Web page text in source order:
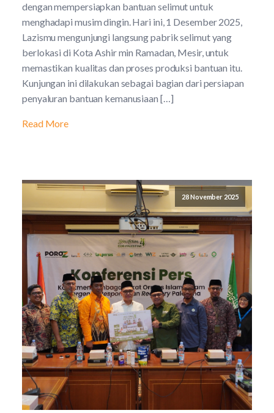
dengan mempersiapkan bantuan selimut untuk
menghadapi musim dingin. Hari ini, 1 Desember 2025,
Lazismu mengunjungi langsung pabrik selimut yang
berlokasi di Kota Ashir min Ramadan, Mesir, untuk
memastikan kualitas dan proses produksi bantuan itu.
Kunjungan ini dilakukan sebagai bagian dari persiapan
penyaluran bantuan kemanusiaan […]
Read More
28 November 2025